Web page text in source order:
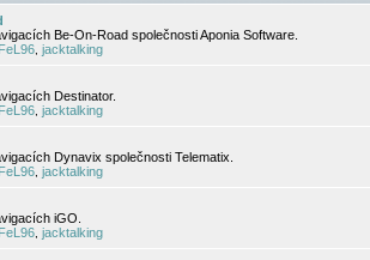
Be-On-Road společnosti Aponia Software.
jacktalking
Destinator.
jacktalking
Dynavix společnosti Telematix.
jacktalking
iGO.
jacktalking